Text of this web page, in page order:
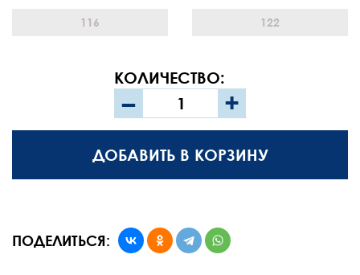
116 122
КОЛИЧЕСТВО:
– +
ДОБАВИТЬ В КОРЗИНУ
ПОДЕЛИТЬСЯ: